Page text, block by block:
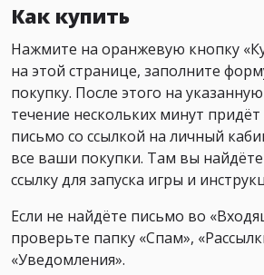
Как купить
Нажмите на оранжевую кнопку
на этой странице, заполните
покупку. После этого на
течение нескольких минут
письмо со ссылкой на личный
все ваши покупки. Там вы
ссылку для запуска игры и
Если не найдёте письмо во
проверьте папку «Спам»,
«Уведомления».